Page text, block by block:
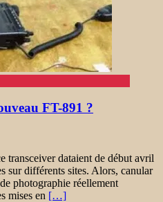
FT-891 ?
transceiver dataient de début avril
sur différents sites. Alors, canular
photographie réellement
mises en […]